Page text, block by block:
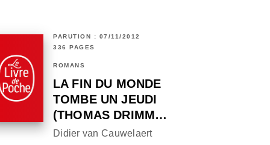
PARUTION : 07/11/2012
336 PAGES
ROMANS
LA FIN DU MONDE
TOMBE UN JEUDI
(THOMAS DRIMM…
Didier van Cauwelaert